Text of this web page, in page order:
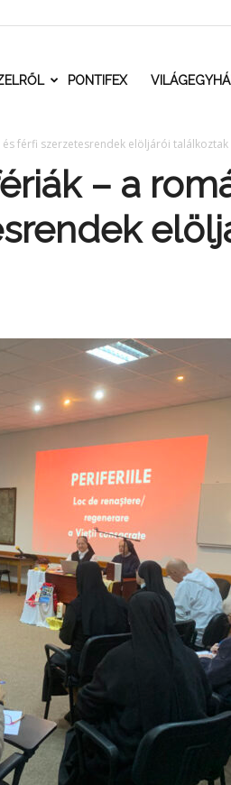
PONTIFEX
férfi szerzetesrendek elöljárói találkoztak
– a